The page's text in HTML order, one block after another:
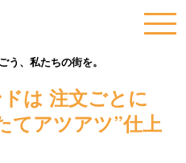
う、私たちの街を。
は 注文ごとに
てアツアツ”仕上